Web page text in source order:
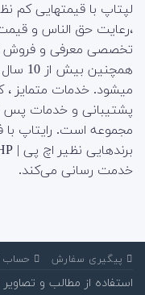
لپتاپ با قیمتهایی کم
،رعایت حق الناس و
تخصصی معرفی و فروش
میشود. خدمات متمایز
پشتیبانی و خدمات پس
مجموعه است. رایتاپ
خدمت رسانی می‌کند.
‌ پیگیری سفارش حساب
استفاده از مطالب و تصاویر